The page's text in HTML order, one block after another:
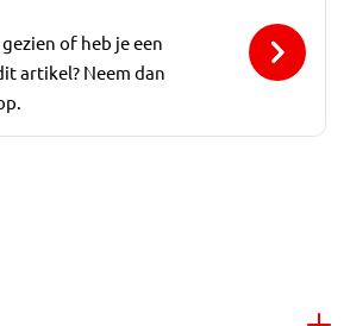
of heb je een
artikel? Neem dan